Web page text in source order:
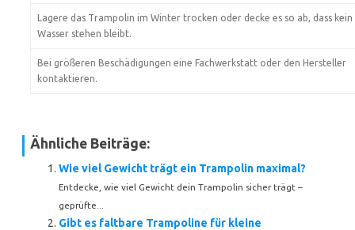
Lagere das Trampolin im Winter trocken oder decke es so ab, dass kein
Wasser stehen bleibt.
Bei größeren Beschädigungen eine Fachwerkstatt oder den Hersteller
kontaktieren.
Ähnliche Beiträge:
Wie viel Gewicht trägt ein Trampolin maximal?
Entdecke, wie viel Gewicht dein Trampolin sicher trägt –
geprüfte...
Gibt es faltbare Trampoline für kleine